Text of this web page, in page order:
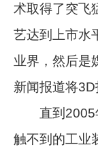
术取得了突飞
艺达到上市水
业界，然后是
新闻报道将3D
直到2005
触不到的工业